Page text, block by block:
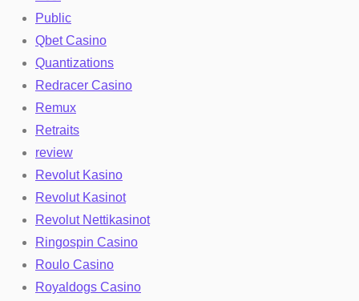
Public
Qbet Casino
Quantizations
Redracer Casino
Remux
Retraits
review
Revolut Kasino
Revolut Kasinot
Revolut Nettikasinot
Ringospin Casino
Roulo Casino
Royaldogs Casino